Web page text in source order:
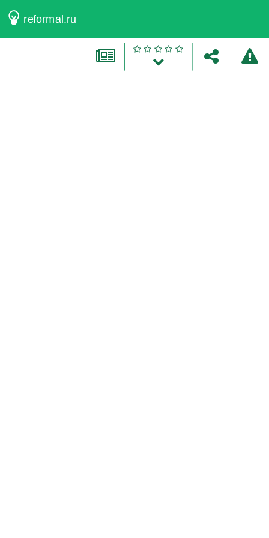
reformal.ru